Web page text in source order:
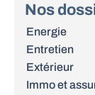
Nos
Energie
Entretien
Extérieur
Immo et